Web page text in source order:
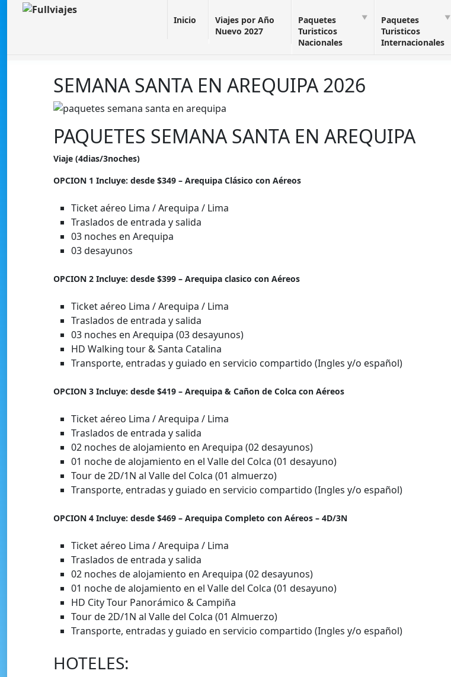
Inicio
Viajes por Año
Nuevo 2027
Paquetes
Turisticos
Nacionales
Paquetes
Turisticos
Internacionales
SEMANA SANTA EN AREQUIPA 2026
PAQUETES SEMANA SANTA EN AREQUIPA
Viaje (4dias/3noches)
OPCION 1 Incluye: desde $349 – Arequipa Clásico con Aéreos
Ticket aéreo Lima / Arequipa / Lima
Traslados de entrada y salida
03 noches en Arequipa
03 desayunos
OPCION 2 Incluye: desde $399 – Arequipa clasico con Aéreos
Ticket aéreo Lima / Arequipa / Lima
Traslados de entrada y salida
03 noches en Arequipa (03 desayunos)
HD Walking tour & Santa Catalina
Transporte, entradas y guiado en servicio compartido (Ingles y/o español)
OPCION 3 Incluye: desde $419 – Arequipa & Cañon de Colca con Aéreos
Ticket aéreo Lima / Arequipa / Lima
Traslados de entrada y salida
02 noches de alojamiento en Arequipa (02 desayunos)
01 noche de alojamiento en el Valle del Colca (01 desayuno)
Tour de 2D/1N al Valle del Colca (01 almuerzo)
Transporte, entradas y guiado en servicio compartido (Ingles y/o español)
OPCION 4 Incluye: desde $469 – Arequipa Completo con Aéreos – 4D/3N
Ticket aéreo Lima / Arequipa / Lima
Traslados de entrada y salida
02 noches de alojamiento en Arequipa (02 desayunos)
01 noche de alojamiento en el Valle del Colca (01 desayuno)
HD City Tour Panorámico & Campiña
Tour de 2D/1N al Valle del Colca (01 Almuerzo)
Transporte, entradas y guiado en servicio compartido (Ingles y/o español)
HOTELES: